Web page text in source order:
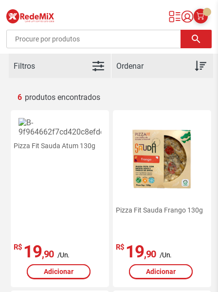
Redemix – Supermercado Online
search
Filtros
6
Pizza Fit Sauda Atum 130g
R$ 19,90 /Un.
Adicionar
Pizza Fit Sauda Frango 130g
R$ 19,90 /Un.
Adicionar